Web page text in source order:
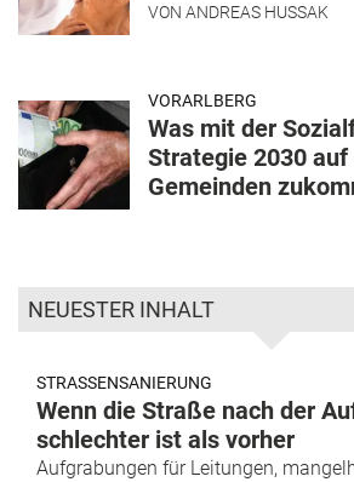
VON ANDREAS HUSSAK
VORARLBERG
Was mit der
Strategie 2030 auf
Gemeinden
NEUESTER INHALT
STRASSENSANIERUNG
Wenn die Straße nach der
schlechter ist als vorher
Aufgrabungen für Leitungen,